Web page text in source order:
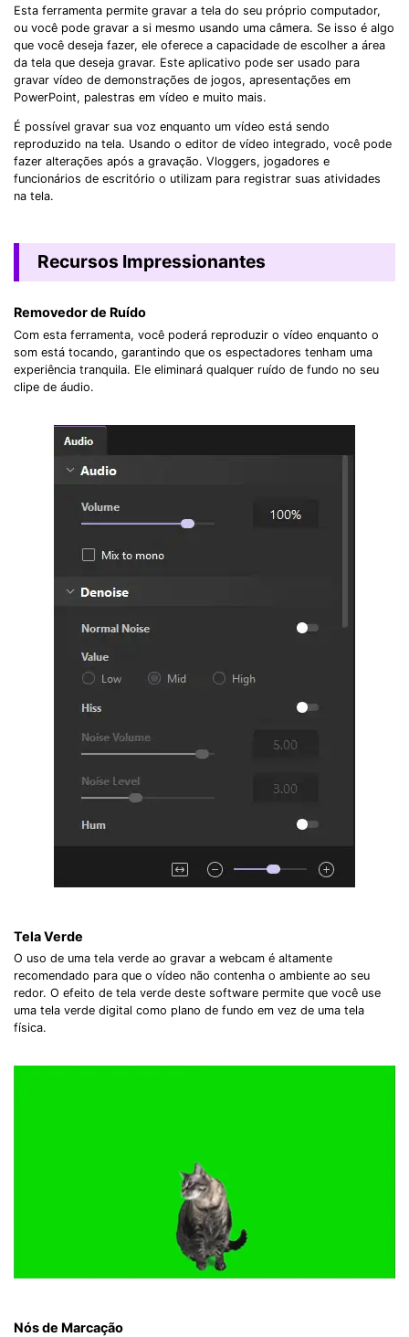
Esta ferramenta permite gravar a tela do seu próprio computador,
ou você pode gravar a si mesmo usando uma câmera. Se isso é algo
que você deseja fazer, ele oferece a capacidade de escolher a área
da tela que deseja gravar. Este aplicativo pode ser usado para
gravar vídeo de demonstrações de jogos, apresentações em
PowerPoint, palestras em vídeo e muito mais.
É possível gravar sua voz enquanto um vídeo está sendo
reproduzido na tela. Usando o editor de vídeo integrado, você pode
fazer alterações após a gravação. Vloggers, jogadores e
funcionários de escritório o utilizam para registrar suas atividades
na tela.
Recursos Impressionantes
Removedor de Ruído
Com esta ferramenta, você poderá reproduzir o vídeo enquanto o
som está tocando, garantindo que os espectadores tenham uma
experiência tranquila. Ele eliminará qualquer ruído de fundo no seu
clipe de áudio.
Tela Verde
O uso de uma tela verde ao gravar a webcam é altamente
recomendado para que o vídeo não contenha o ambiente ao seu
redor. O efeito de tela verde deste software permite que você use
uma tela verde digital como plano de fundo em vez de uma tela
física.
Nós de Marcação